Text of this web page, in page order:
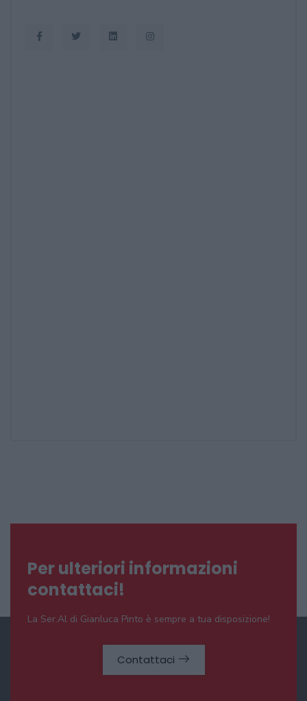
Per ulteriori informazioni
contattaci!
La Ser.Al di Gianluca Pinto è sempre a tua disposizione!
Contattaci